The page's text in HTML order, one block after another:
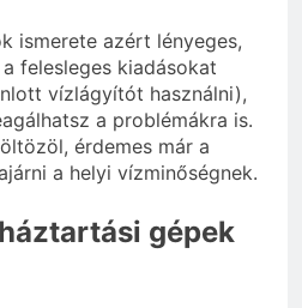
ismerete azért lényeges,
felesleges kiadásokat
vízlágyítót használni),
a problémákra is.
érdemes már a
a helyi vízminőségnek.
gépek